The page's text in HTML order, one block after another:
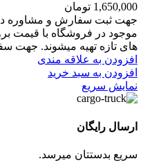
1,650,000 تومان
جهت ثبت سفارش و مشاوره در
موجود در فروشگاه با قیمت
های تازه تهیه میشوند. جهت
افزودن به علاقه مندی
افزودن به سبد خرید
نمایش سریع
ارسال رایگان
سریع بدستتان میرسد.